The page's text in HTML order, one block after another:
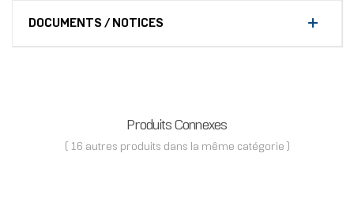
DOCUMENTS / NOTICES
Produits Connexes
( 16 autres produits dans la même catégorie )